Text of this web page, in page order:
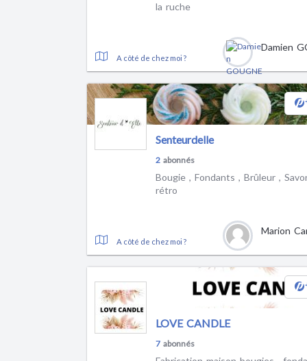
la ruche
A côté de chez moi ?
Damien
Senteurdelle
2 abonnés
Bougie , Fondants , Brûleur ,
rétro
A côté de chez moi ?
Marion
LOVE CANDLE
7 abonnés